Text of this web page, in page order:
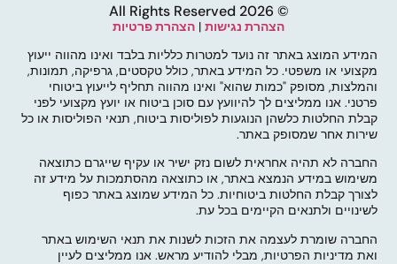
© 2026 All Rights Reserved
הצהרת נגישות | הצהרת פרטיות
המידע המוצג באתר זה נועד למטרות כלליות בלבד ואינו מהווה ייעוץ
מקצועי או משפטי. כל המידע באתר, כולל טקסטים, גרפיקה, תמונות,
והמלצות, מסופק "כמות שהוא" ואינו מהווה תחליף לייעוץ ביטוחי
פרטני. אנו ממליצים לך להיוועץ עם סוכן ביטוח או יועץ מקצועי לפני
קבלת החלטות כלשהן הנוגעות לפוליסות ביטוח, תנאי הפוליסות או כל
שירות אחר שמסופק באתר.
החברה לא תהיה אחראית לשום נזק ישיר או עקיף שייגרם כתוצאה
משימוש במידע הנמצא באתר, או כתוצאה מהסתמכות על מידע זה
לצורך קבלת החלטות ביטוחיות. כל המידע שמוצג באתר כפוף
לשינויים ולתנאים הקיימים בכל עת.
החברה שומרת לעצמה את הזכות לשנות את תנאי השימוש באתר
ואת מדיניות הפרטיות, מבלי להודיע מראש. אנו ממליצים לעיין